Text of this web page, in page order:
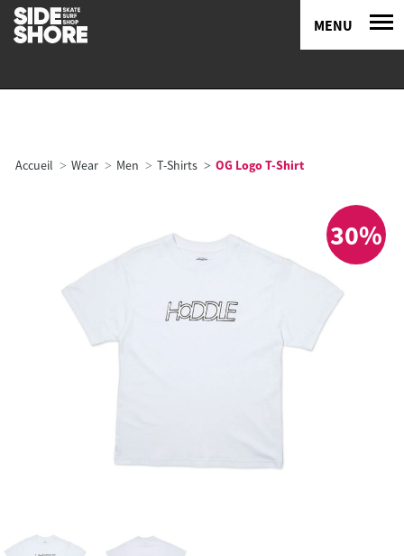
MENU
Accueil Wear Men T-Shirts OG Logo T-Shirt
30%